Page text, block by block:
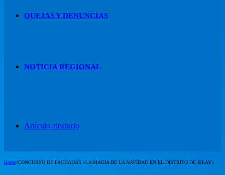
QUEJAS Y DENUNCIAS
NOTICIA REGIONAL
Artículo aleatorio
Home/CONCURSO DE FACHADAS «LA MAGIA DE LA NAVIDAD EN EL DISTRITO DE ISLAY»